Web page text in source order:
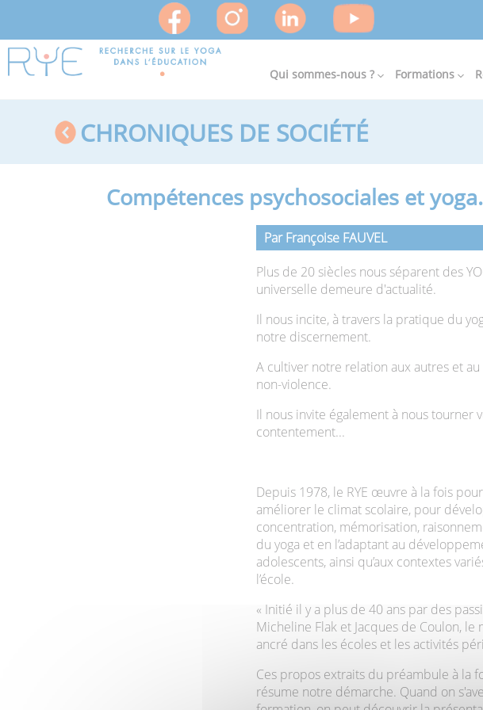
Qui sommes-nous ? Formations
CHRONIQUES DE SOCIÉTÉ
Compétences psychosociales et
Par Françoise FAUVEL
Plus de 20 siècles nous séparent des
universelle demeure d'actualité.
Il nous incite, à travers la pratique du
notre discernement.
A cultiver notre relation aux autres et
non-violence.
Il nous invite également à nous
contentement...
Depuis 1978, le RYE œuvre à la fois
améliorer le climat scolaire, pour
concentration, mémorisation,
du yoga et en l’adaptant au
adolescents, ainsi qu’aux contextes
l’école.
« Initié il y a plus de 40 ans par des
Micheline Flak et Jacques de Coulon, le
ancré dans les écoles et les activités
Ces propos extraits du préambule à la
résume notre démarche. Quand on